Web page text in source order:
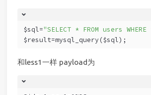
$sql="SELECT * FROM users
$result=mysql_query($sql);
和less1一样 payload为